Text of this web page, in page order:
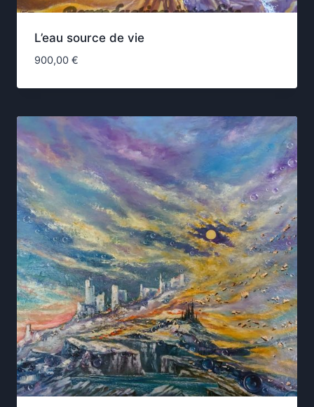
L’eau source de vie
900,00 €